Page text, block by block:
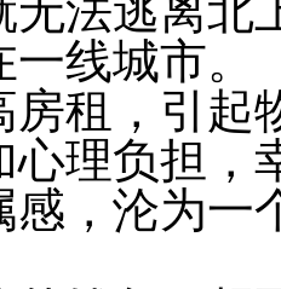
无法逃离北
线城市。
房租，引起
心理负担，
感，沦为一